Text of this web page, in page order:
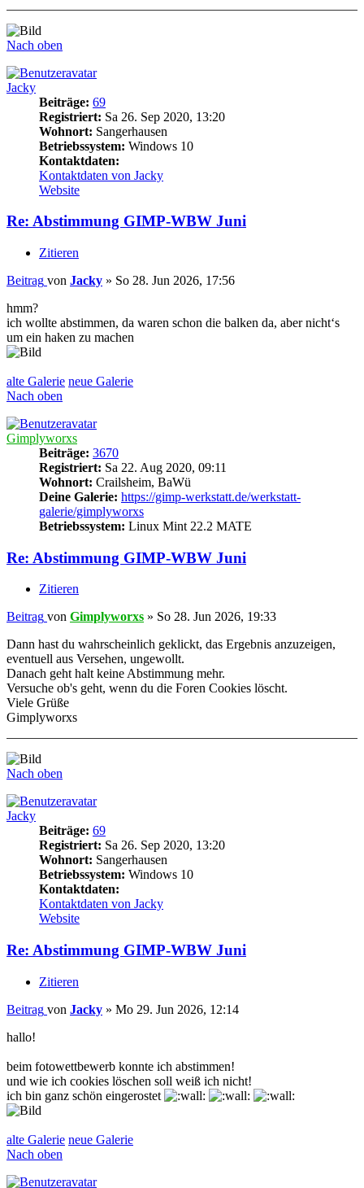
Nach oben
Jacky
Beiträge: 69
Registriert: Sa 26. Sep 2020, 13:20
Wohnort: Sangerhausen
Betriebssystem: Windows 10
Kontaktdaten:
Kontaktdaten von Jacky
Website
Re: Abstimmung GIMP-WBW Juni
Zitieren
Beitrag von Jacky » So 28. Jun 2026, 17:56
hmm?
ich wollte abstimmen, da waren schon die balken da, aber nicht‘s
um ein haken zu machen
alte Galerie neue Galerie
Nach oben
Gimplyworxs
Beiträge: 3670
Registriert: Sa 22. Aug 2020, 09:11
Wohnort: Crailsheim, BaWü
Deine Galerie: https://gimp-werkstatt.de/werkstatt-
galerie/gimplyworxs
Betriebssystem: Linux Mint 22.2 MATE
Re: Abstimmung GIMP-WBW Juni
Zitieren
Beitrag von Gimplyworxs » So 28. Jun 2026, 19:33
Dann hast du wahrscheinlich geklickt, das Ergebnis anzuzeigen,
eventuell aus Versehen, ungewollt.
Danach geht halt keine Abstimmung mehr.
Versuche ob's geht, wenn du die Foren Cookies löscht.
Viele Grüße
Gimplyworxs
Nach oben
Jacky
Beiträge: 69
Registriert: Sa 26. Sep 2020, 13:20
Wohnort: Sangerhausen
Betriebssystem: Windows 10
Kontaktdaten:
Kontaktdaten von Jacky
Website
Re: Abstimmung GIMP-WBW Juni
Zitieren
Beitrag von Jacky » Mo 29. Jun 2026, 12:14
hallo!
beim fotowettbewerb konnte ich abstimmen!
und wie ich cookies löschen soll weiß ich nicht!
ich bin ganz schön eingerostet
alte Galerie neue Galerie
Nach oben